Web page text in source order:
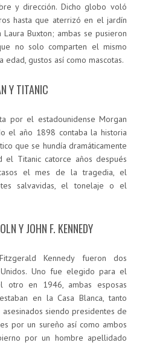
y dirección. Dicho globo voló
hasta que aterrizó en el jardín
Buxton; ambas se pusieron
no solo comparten el mismo
gustos así como mascotas.
Y TITANIC
por el estadounidense Morgan
el año 1898 contaba la historia
que se hundía dramáticamente
Titanic catorce años después
el mes de la tragedia, el
salvavidas, el tonelaje o el
Y JOHN F. KENNEDY
Kennedy fueron dos
Uno fue elegido para el
en 1946, ambas esposas
en la Casa Blanca, tanto
siendo presidentes de
por un sureño así como ambos
por un hombre apellidado